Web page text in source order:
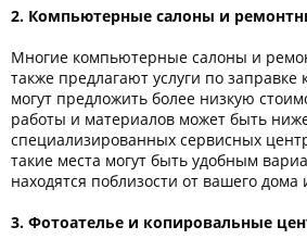
2. Компьютерные салоны и
Многие компьютерные салоны и
также предлагают услуги по
могут предложить более низкую
работы и материалов может быть
специализированных сервисных
такие места могут быть удобным
находятся поблизости от вашего дома
3. Фотоателье и копировальные